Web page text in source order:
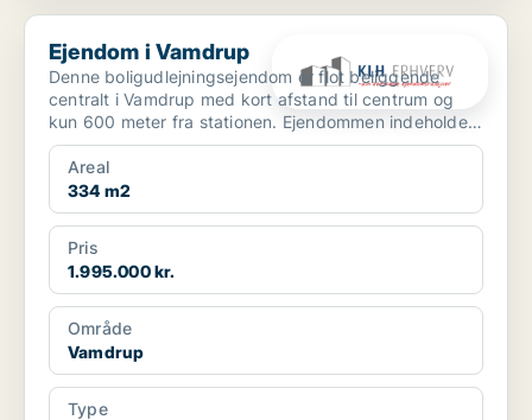
Ejendom i Vamdrup
Ejendom i Vamdrup
Denne boligudlejningsejendom er flot beliggende
centralt i Vamdrup med kort afstand til centrum og
kun 600 meter fra stationen. Ejendommen indeholder i
a...
Areal
334 m2
Pris
1.995.000 kr.
Område
Vamdrup
Type